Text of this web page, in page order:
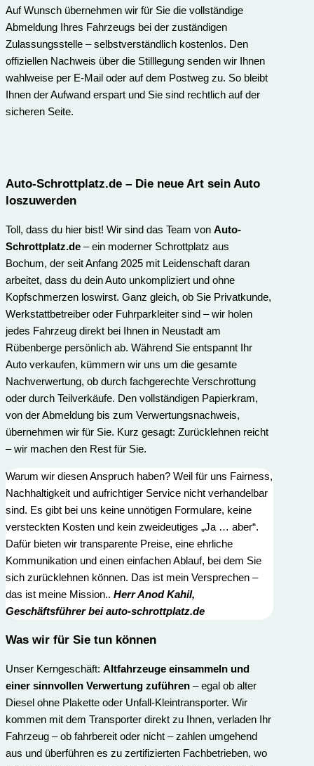
Auf Wunsch übernehmen wir für Sie die vollständige
Abmeldung Ihres Fahrzeugs bei der zuständigen
Zulassungsstelle – selbstverständlich kostenlos. Den
offiziellen Nachweis über die Stilllegung senden wir Ihnen
wahlweise per E-Mail oder auf dem Postweg zu. So bleibt
Ihnen der Aufwand erspart und Sie sind rechtlich auf der
sicheren Seite.
Auto-Schrottplatz.de – Die neue Art sein Auto
loszuwerden
Toll, dass du hier bist! Wir sind das Team von Auto-
Schrottplatz.de – ein moderner Schrottplatz aus
Bochum, der seit Anfang 2025 mit Leidenschaft daran
arbeitet, dass du dein Auto unkompliziert und ohne
Kopfschmerzen loswirst. Ganz gleich, ob Sie Privatkunde,
Werkstattbetreiber oder Fuhrparkleiter sind – wir holen
jedes Fahrzeug direkt bei Ihnen in Neustadt am
Rübenberge persönlich ab. Während Sie entspannt Ihr
Auto verkaufen, kümmern wir uns um die gesamte
Nachverwertung, ob durch fachgerechte Verschrottung
oder durch Teilverkäufe. Den vollständigen Papierkram,
von der Abmeldung bis zum Verwertungs­nachweis,
übernehmen wir für Sie. Kurz gesagt: Zurücklehnen reicht
– wir machen den Rest für Sie.
Warum wir diesen Anspruch haben? Weil für uns Fairness,
Nachhaltigkeit und aufrichtiger Service nicht verhandelbar
sind. Es gibt bei uns keine unnötigen Formulare, keine
versteckten Kosten und kein zweideutiges „Ja … aber“.
Dafür bieten wir transparente Preise, eine ehrliche
Kommunikation und einen einfachen Ablauf, bei dem Sie
sich zurücklehnen können. Das ist mein Versprechen –
das ist meine Mission.. HerrAnod Kahil,
Geschäftsführer bei auto-schrottplatz.de
Was wir für Sie tun können
Unser Kerngeschäft: Altfahrzeuge einsammeln und
einer sinnvollen Verwertung zuführen – egal ob alter
Diesel ohne Plakette oder Unfall-Kleintransporter. Wir
kommen mit dem Transporter direkt zu Ihnen, verladen Ihr
Fahrzeug – ob fahrbereit oder nicht – zahlen umgehend
aus und überführen es zu zertifizierten Fachbetrieben, wo